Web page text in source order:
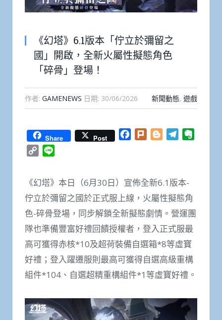
《幻塔》6.1版本「佇立於彌留之
國」開啟，全新火屬性擬態角色
「碎骨」登場！
作者: GAMENEWS 日期: 30/06/2026 新聞動態, 遊戲
Share Post Facebook
Plurk BloggerTelegram
Copy
《幻塔》本日（6月30日）宣佈全新6.1版本-
佇立於彌留之國於正式服上線，火屬性擬態角
色-碎骨登場，同步解鎖全新擬態劇情。營運團
隊也準備豐富好禮回饋授權者，登入正式服最
高可獲得赤核*10及超荷裝備自選箱*8等虛寶
好禮；登入躍遷服則最高可獲得自選高級重構
組件*104、自選超精重構組件*1等虛寶好禮。